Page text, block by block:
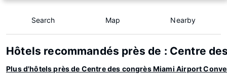
Search Map Nearby
Hôtels recommandés près de : Centre
Plus d'hôtels près de Centre des congrès Miami Airport